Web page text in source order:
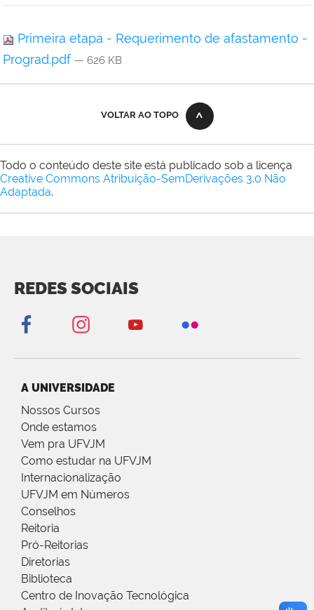
Primeira etapa - Requerimento de afastamento -
Prograd.pdf — 626 KB
VOLTAR AO TOPO
Todo o conteúdo deste site está publicado sob a licença
Creative Commons Atribuição-SemDerivações 3.0 Não
Adaptada.
REDES SOCIAIS
A UNIVERSIDADE
Nossos Cursos
Onde estamos
Vem pra UFVJM
Como estudar na UFVJM
Internacionalização
UFVJM em Números
Conselhos
Reitoria
Pró-Reitorias
Diretorias
Biblioteca
Centro de Inovação Tecnológica